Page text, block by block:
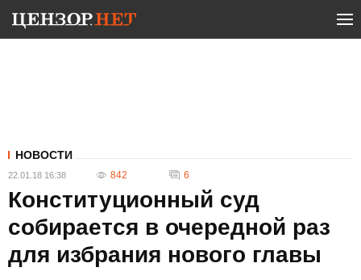
НОВОСТИ
22.01.18 16:38 842 6
Конституционный суд
собирается в очередной раз
для избрания нового главы